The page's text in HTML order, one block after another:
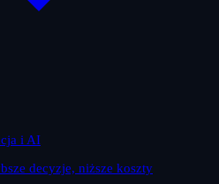
i AI
decyzje, niższe koszty